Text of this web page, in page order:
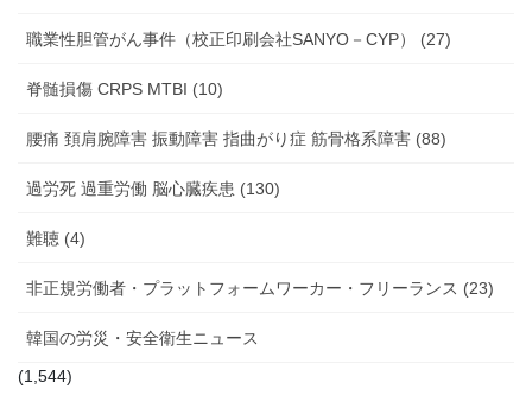
職業性胆管がん事件（校正印刷会社SANYO－CYP） (27)
脊髄損傷 CRPS MTBI (10)
腰痛 頚肩腕障害 振動障害 指曲がり症 筋骨格系障害 (88)
過労死 過重労働 脳心臓疾患 (130)
難聴 (4)
非正規労働者・プラットフォームワーカー・フリーランス (23)
韓国の労災・安全衛生ニュース
(1,544)